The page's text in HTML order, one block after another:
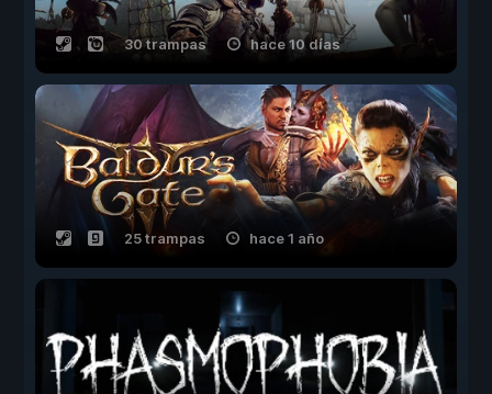
30 trampas hace 10 días
25 trampas hace 1 año